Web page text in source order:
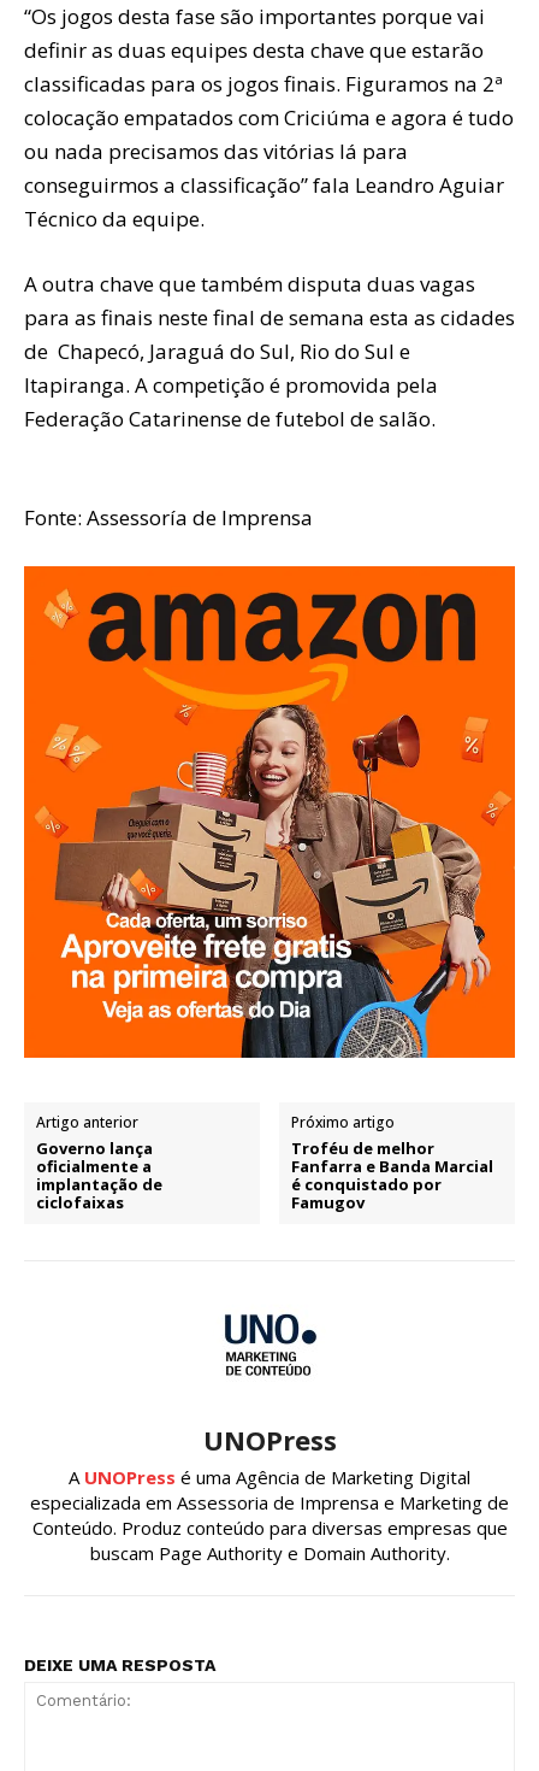
“Os jogos desta fase são importantes porque vai
definir as duas equipes desta chave que estarão
classificadas para os jogos finais. Figuramos na 2ª
colocação empatados com Criciúma e agora é tudo
ou nada precisamos das vitórias lá para
conseguirmos a classificação” fala Leandro Aguiar
Técnico da equipe.
A outra chave que também disputa duas vagas
para as finais neste final de semana esta as cidades
de Chapecó, Jaraguá do Sul, Rio do Sul e
Itapiranga. A competição é promovida pela
Federação Catarinense de futebol de salão.
Fonte: Assessoría de Imprensa
Artigo anterior
Governo lança
oficialmente a
implantação de
ciclofaixas
Próximo artigo
Troféu de melhor
Fanfarra e Banda Marcial
é conquistado por
Famugov
UNOPress
A UNOPress é uma Agência de Marketing Digital
especializada em Assessoria de Imprensa e Marketing de
Conteúdo. Produz conteúdo para diversas empresas que
buscam Page Authority e Domain Authority.
DEIXE UMA RESPOSTA